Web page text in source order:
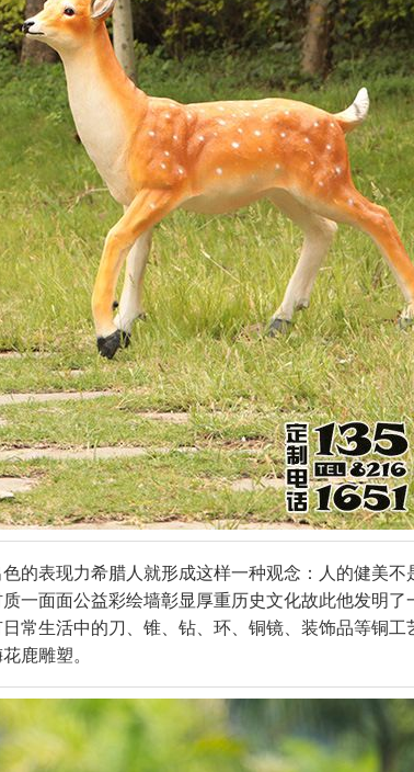
的表现力希腊人就形成这样一种观念：人的健美不
一面面公益彩绘墙彰显厚重历史文化故此他发明了
常生活中的刀、锥、钻、环、铜镜、装饰品等铜工
鹿雕塑。